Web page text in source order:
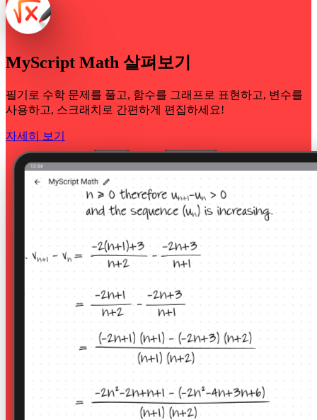
MyScript Math 살펴보기
필기로 수학 문제를 풀고, 함수를 그래프로 표현하고, 변수를
사용하고, 스크래치로 간편하게 편집하세요!
자세히 보기